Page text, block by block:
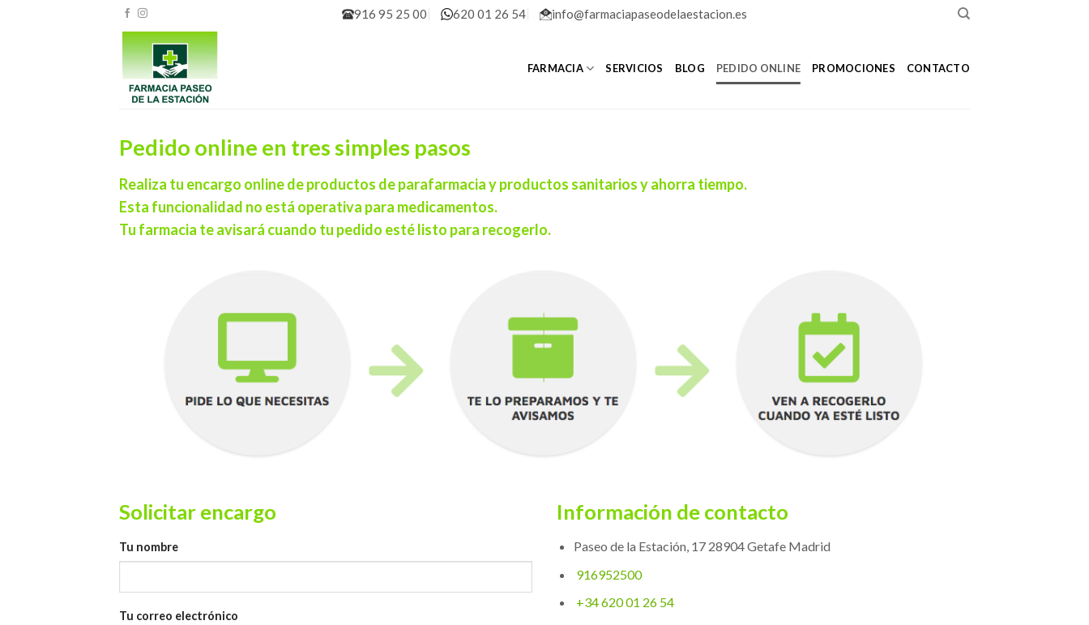
916 95 25 00 620 01 26 54 info@farmaciapaseodelaestacion.es
FARMACIA SERVICIOS BLOG PEDIDO ONLINE PROMOCIONES CONTACTO
Pedido online en tres simples pasos
Realiza tu encargo online de productos de parafarmacia y productos sanitarios y ahorra tiempo.
Esta funcionalidad no está operativa para medicamentos.
Tu farmacia te avisará cuando tu pedido esté listo para recogerlo.
Solicitar encargo
Tu nombre
Tu correo electrónico
Información de contacto
Paseo de la Estación, 17 28904 Getafe Madrid
916952500
+34 620 01 26 54